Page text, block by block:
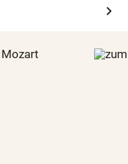
chevron_right